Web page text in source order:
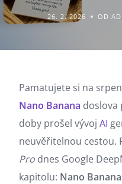
26. 2. 2026 OD
Pamatujete si na
Nano Banana doslova
doby prošel vývoj AI
neuvěřitelnou cestou.
Pro dnes Google
kapitolu: Nano